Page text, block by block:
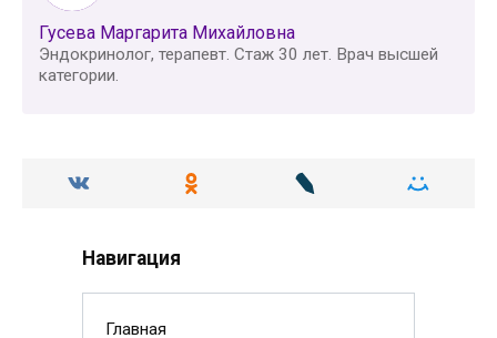
Гусева Маргарита Михайловна
Эндокринолог, терапевт. Стаж 30 лет. Врач высшей
категории.
Навигация
Главная